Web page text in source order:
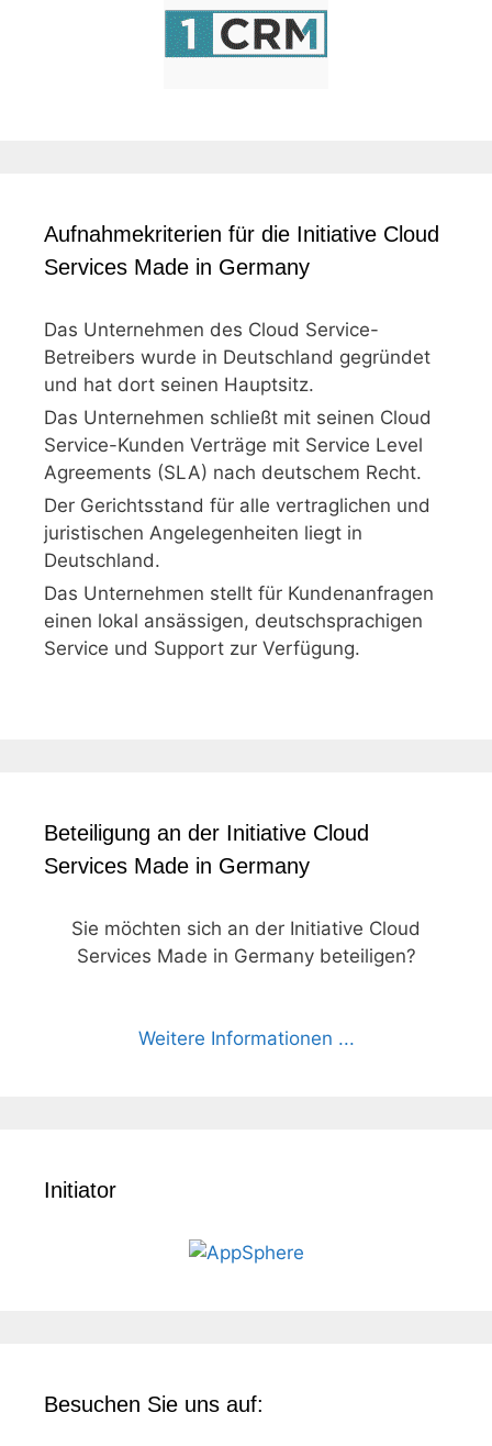
Aufnahmekriterien für die Initiative Cloud
Services Made in Germany
Das Unternehmen des Cloud Service-
Betreibers wurde in Deutschland gegründet
und hat dort seinen Hauptsitz.
Das Unternehmen schließt mit seinen Cloud
Service-Kunden Verträge mit Service Level
Agreements (SLA) nach deutschem Recht.
Der Gerichtsstand für alle vertraglichen und
juristischen Angelegenheiten liegt in
Deutschland.
Das Unternehmen stellt für Kundenanfragen
einen lokal ansässigen, deutschsprachigen
Service und Support zur Verfügung.
Beteiligung an der Initiative Cloud
Services Made in Germany
Sie möchten sich an der Initiative Cloud
Services Made in Germany beteiligen?
Weitere Informationen ...
Initiator
Besuchen Sie uns auf: